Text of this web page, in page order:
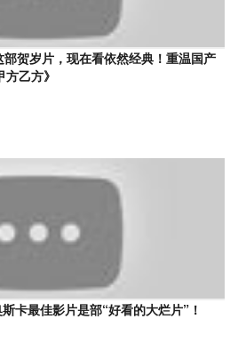
部贺岁片，现在看依然经典！重温国产
乙方》
卡最佳影片是部“好看的大烂片”！